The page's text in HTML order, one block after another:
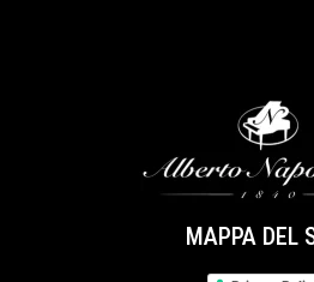
MAPPA DEL